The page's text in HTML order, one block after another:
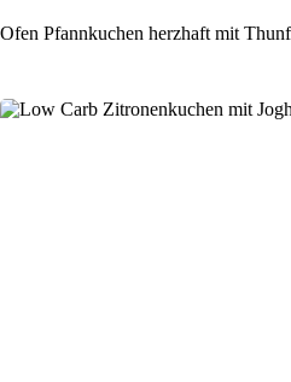
Ofen Pfannkuchen herzhaft mit